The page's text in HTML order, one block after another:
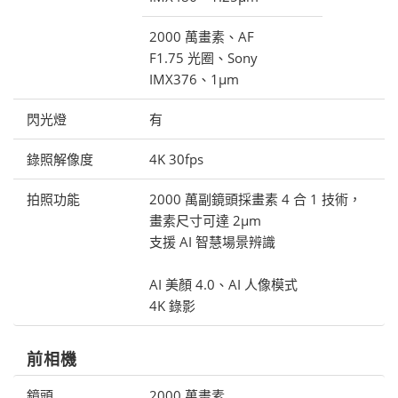
2000 萬畫素、AF
F1.75 光圈、Sony
IMX376、1μm
閃光燈 有
錄照解像度 4K 30fps
拍照功能
2000 萬副鏡頭採畫素 4 合 1 技術，
畫素尺寸可達 2μm
支援 AI 智慧場景辨識
AI 美顏 4.0、AI 人像模式
4K 錄影
前相機